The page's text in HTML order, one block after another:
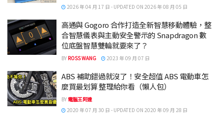
2026 年 04 月 17 日 - UPDATED ON 2026 年 08 月 05 日
高通與 Gogoro 合作打造全新智慧移動體驗，整
合智慧儀表與主動安全警示的 Snapdragon 數
位底盤智慧雙輪就要來了？
BY ROSS WANG 2023 年 09 月 07 日
ABS 補助錯過就沒了！安全超值 ABS 電動車怎
麼買最划算 整理給你看（懶人包）
BY 電腦王阿達
2020 年 07 月 30 日 - UPDATED ON 2020 年 09 月 28 日